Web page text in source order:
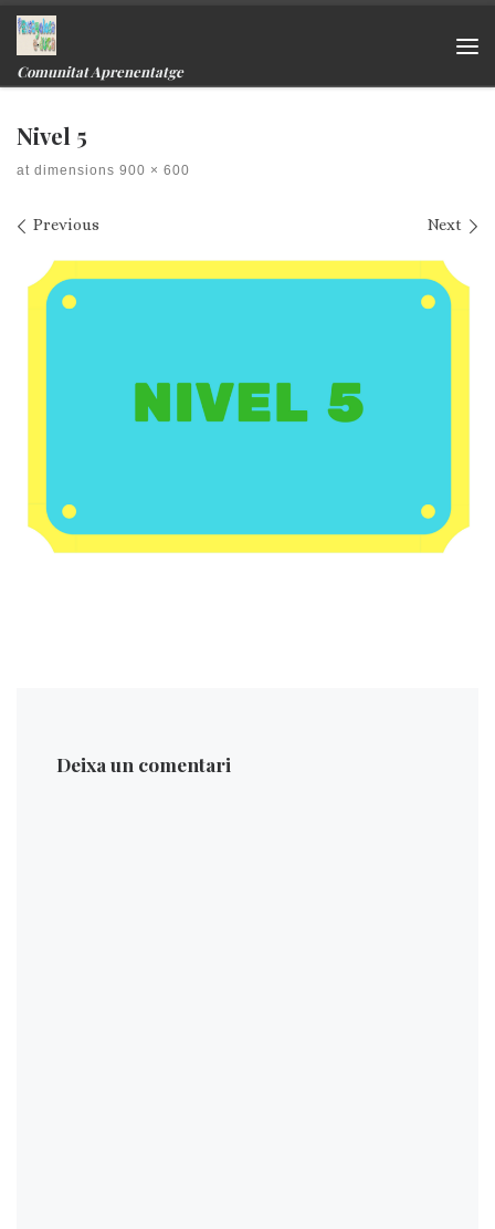
Skip to content
Comunitat Aprenentatge
Nivel 5
at dimensions 900 × 600
Images navigation
Previous Next
Deixa un comentari